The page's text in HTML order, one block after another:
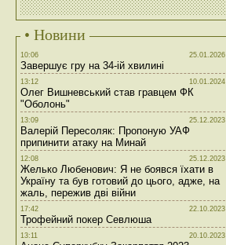
• Новини
10:06 25.01.2026
Завершує гру на 34-ій хвилині
13:12 10.01.2024
Олег Вишневський став гравцем ФК
"Оболонь"
13:09 25.12.2023
Валерій Пересоляк: Пропоную УАФ
припинити атаку на Минай
12:08 25.12.2023
Желько Любенович: Я не боявся їхати в
Україну та був готовий до цього, адже, на
жаль, пережив дві війни
17:42 22.10.2023
Трофейний покер Севлюша
13:11 20.10.2023